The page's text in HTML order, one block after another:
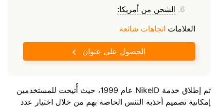
الشحن من أمريكا:
العلامات اتجاهات شائعة
الحصول على عنوان
تم إطلاق خدمة NikeID عام 1999، حيث أُتيحت للمستخدمين
إمكانية تصميم أحذية التنس الخاصة بهم من خلال اختيار عدد